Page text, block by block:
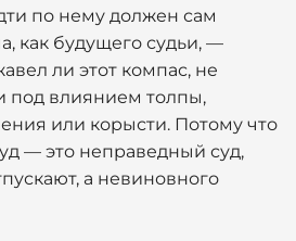
по нему должен сам
как будущего судьи, —
ли этот компас, не
под влиянием толпы,
или корысти. Потому что
— это неправедный суд,
а невиновного